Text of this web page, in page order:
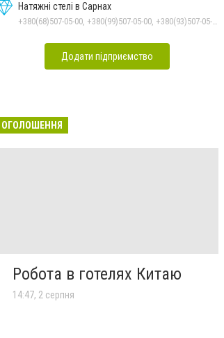
Натяжні стелі в Сарнах
+380(68)507-05-00, +380(99)507-05-00, +380(93)507-05-00
Додати підприємство
ОГОЛОШЕННЯ
Робота в готелях Китаю
14:47, 2 серпня